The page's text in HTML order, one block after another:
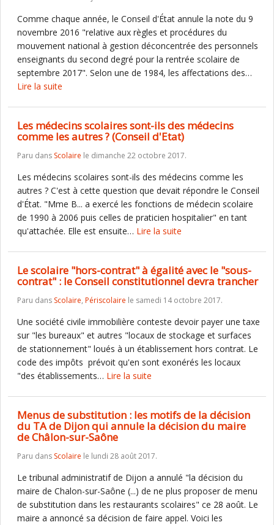
Comme chaque année, le Conseil d'État annule la note du 9
novembre 2016 "relative aux règles et procédures du
mouvement national à gestion déconcentrée des personnels
enseignants du second degré pour la rentrée scolaire de
septembre 2017". Selon une de 1984, les affectations des…
Lire la suite
Les médecins scolaires sont-ils des médecins
comme les autres ? (Conseil d'Etat)
Paru dans Scolaire le dimanche 22 octobre 2017.
Les médecins scolaires sont-ils des médecins comme les
autres ? C'est à cette question que devait répondre le Conseil
d'État. "Mme B... a exercé les fonctions de médecin scolaire
de 1990 à 2006 puis celles de praticien hospitalier" en tant
qu'attachée. Elle est ensuite… Lire la suite
Le scolaire "hors-contrat" à égalité avec le "sous-
contrat" : le Conseil constitutionnel devra trancher
Paru dans Scolaire, Périscolaire le samedi 14 octobre 2017.
Une société civile immobilière conteste devoir payer une taxe
sur "les bureaux" et autres "locaux de stockage et surfaces
de stationnement" loués à un établissement hors contrat. Le
code des impôts prévoit qu'en sont exonérés les locaux
"des établissements… Lire la suite
Menus de substitution : les motifs de la décision
du TA de Dijon qui annule la décision du maire
de Châlon-sur-Saône
Paru dans Scolaire le lundi 28 août 2017.
Le tribunal administratif de Dijon a annulé "la décision du
maire de Chalon-sur-Saône (...) de ne plus proposer de menu
de substitution dans les restaurants scolaires" ce 28 août. Le
maire a annoncé sa décision de faire appel. Voici les